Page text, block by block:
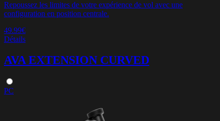
Repoussez les limites de votre expérience de vol avec une
configuration en position centrale.
49.99€
Détails
AVA EXTENSION CURVED
PC